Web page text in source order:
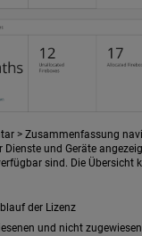
> Zusammenfassung
und Geräte
sind. Die Übersicht
der Lizenz
und nicht